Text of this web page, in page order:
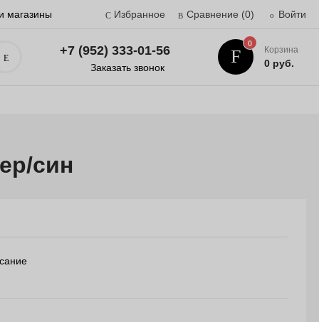
магазины Избранное Сравнение (0) Войти
Поиск +7 (952) 333-01-56
Заказать звонок
0
Корзина
0 руб.
син